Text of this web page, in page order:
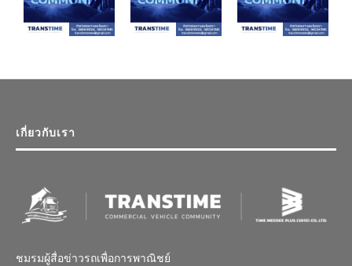
เกี่ยวกับเรา
ชมรมผู้สื่อข่าวรถเพื่อการพาณิชย์